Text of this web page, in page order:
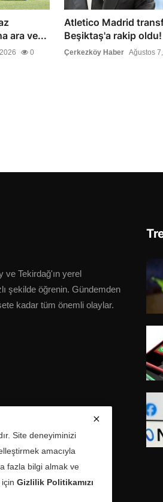
ara ve...
0
Atletico Madrid
Beşiktaş'a rakip oldu!
Çerkezköy Haber Ağustos
ve Tekirdağ'ın yerel
şekilde öğrenin. Gündemden
kadar tüm önemli olaylar.
Site deneyiminizi
amacıyla
fazla bilgi almak ve
için Gizlilik Politikamızı